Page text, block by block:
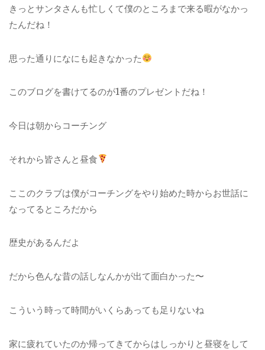
きっとサンタさんも忙しくて僕のところまで来る暇がなかっ
たんだね！
思った通りになにも起きなかった
このブログを書けてるのが1番のプレゼントだね！
今日は朝からコーチング
それから皆さんと昼食
ここのクラブは僕がコーチングをやり始めた時からお世話に
なってるところだから
歴史があるんだよ
だから色んな昔の話しなんかが出て面白かった〜
こういう時って時間がいくらあっても足りないね
家に疲れていたのか帰ってきてからはしっかりと昼寝をして